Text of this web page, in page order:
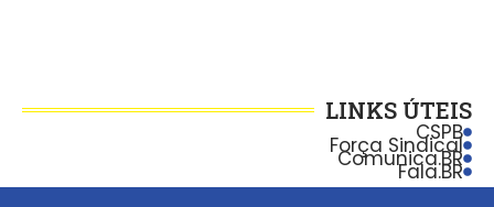
LINKS ÚTEIS
CSPB
Força Sindical
Comunica.BR
Fala.BR